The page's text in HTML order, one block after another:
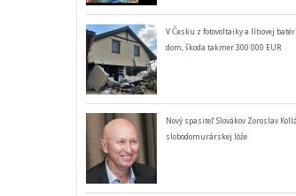
V Česku z fotovoltaiky a lítiovej
dom, škoda takmer 300 000 EUR
Nový spasiteľ Slovákov Zoroslav
slobodomurárskej lóže